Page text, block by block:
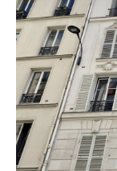
Budget
Pièces
1 2
Localisation